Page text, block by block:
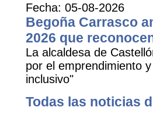
Fecha: 05-08-2026
Begoña Carrasco
2026 que
La alcaldesa de
por el emprendimiento
inclusivo"
Todas las noticias